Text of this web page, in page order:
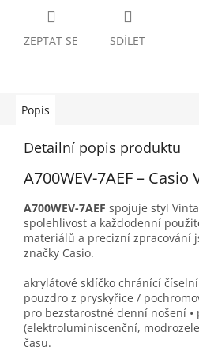
ZEPTAT SE SDÍLET
Popis
Detailní popis produktu
A700WEV-7AEF – Casio
A700WEV-7AEF spojuje styl
spolehlivost a každodenní
materiálů a precizní zpracování
značky Casio.
akrylátové sklíčko chránící
pouzdro z pryskyřice /
pro bezstarostné denní nošení •
(elektroluminiscenční,
času.